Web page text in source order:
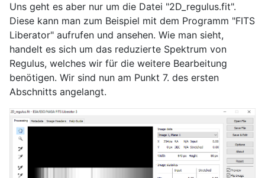
Uns geht es aber nur um die Datei "2D_regulus.fit".
Diese kann man zum Beispiel mit dem Programm "FITS
Liberator" aufrufen und ansehen. Wie man sieht,
handelt es sich um das reduzierte Spektrum von
Regulus, welches wir für die weitere Bearbeitung
benötigen. Wir sind nun am Punkt 7. des ersten
Abschnitts angelangt.